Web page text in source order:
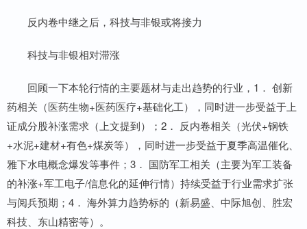
反内卷中继之后，科技与非银或将接力
科技与非银相对滞涨
回顾一下本轮行情的主要题材与走出趋势的行业，1． 创新
药相关（医药生物+医药医疗+基础化工），同时进一步受益于上
证成分股补涨需求（上文提到）；2． 反内卷相关（光伏+钢铁
+水泥+建材+有色+煤炭等），同时进一步受益于夏季高温催化、
雅下水电概念爆发等事件；3． 国防军工相关（主要为军工装备
的补涨+军工电子/信息化的延伸行情）持续受益于行业需求扩张
与阅兵预期；4． 海外算力趋势标的（新易盛、中际旭创、胜宏
科技、东山精密等）。